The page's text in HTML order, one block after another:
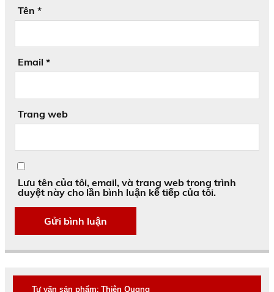
Tên *
Email *
Trang web
Lưu tên của tôi, email, và trang web trong trình
duyệt này cho lần bình luận kế tiếp của tôi.
Tư vấn sản phẩm: Thiên Quang